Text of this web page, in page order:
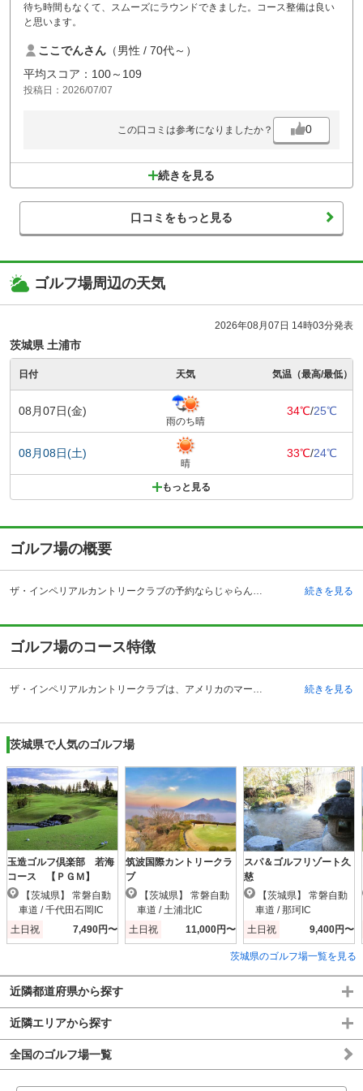
待ち時間もなくて、スムーズにラウンドできました。コース整備は良い
と思います。
ここでんさん （男性 / 70代～）
平均スコア：100～109
投稿日：2026/07/07
この口コミは参考になりましたか？ 0
続きを見る
口コミをもっと見る
ゴルフ場周辺の天気
2026年08月07日 14時03分発表
茨城県 土浦市
日付 天気 気温（最高/最低）
08月07日(金)
雨のち晴
34℃/25℃
08月08日(土)
晴
33℃/24℃
もっと見る
ゴルフ場の概要
ザ・インペリアルカントリークラブの予約ならじゃらんゴルフ。カートの有無や利用税、キャンセル料、ナイター設備、駐車場などのコース情報はもちろん、口コミ、フォトギャラリーなどコースの難易度や攻略に役立つ情報充実、予約する度にポイントが貯まるのでお得にゴルフをお楽しみ頂けます。 ザ・インペリアルカントリークラブは、茨城県の稲敷市にあるゴルフコースです。車を利用の場合は、圏央自動車道の稲敷インターチェンジから6キロメートル、電車利用の場合は、常磐線の荒川沖駅からタクシーで約30分で到着します。 ザ・インペリアルカントリークラブのクラブハウスは、開放的な大きな窓が印象的な、落ち着いた雰囲気のシックな色調の建物です。ザ・インペリアルカントリークラブのクラブハウスの中の施設はとても充実しており、プロショップはゴルフウエアの種類やおみやげ品が豊富です。明るく清潔感のあるレストランでは、健康への配慮から、2012年11月より終日全席禁煙となります。浴室からは四季折々の美しい景観を楽しむことができます。 続きを見る
ゴルフ場のコース特徴
ザ・インペリアルカントリークラブは、アメリカのマーク・F・ラザート氏によって設計された、フラットなアメリカンスタイルのチャンピオンコースです。高低差が2mのフラットな林間コースで、西コース・中コース・東コースの3つのコースがあります。アメリカのオールドスタイルで見られるような、スプーンで大地をえぐりとったような形のバンカーが100箇所以上あり、フェアウェイやグリーンの周りに配置されていて、ゴルファーにプレッシャーを与えます。フェアウェイは広めですので、のびのびとティショットを打つことができ、ティグラウンドからは、グリーンやバンカーや池などが見渡せますので、戦略を立ててコースに挑むことができるため、多くのゴルファーに愛されているゴルフコースです。 続きを見る
茨城県で人気のゴルフ場
玉造ゴルフ倶楽部 若海
コース 【ＰＧＭ】
車道 / 千代田石岡IC
土日祝
7,490円〜
筑波国際カントリークラ
ブ
車道 / 土浦北IC
土日祝
11,000円〜
スパ＆ゴルフリゾート久
慈
車道 / 那珂IC
土日祝
9,400円〜
茨城県のゴルフ場一覧を見る
近隣都道府県から探す
近隣エリアから探す
全国のゴルフ場一覧